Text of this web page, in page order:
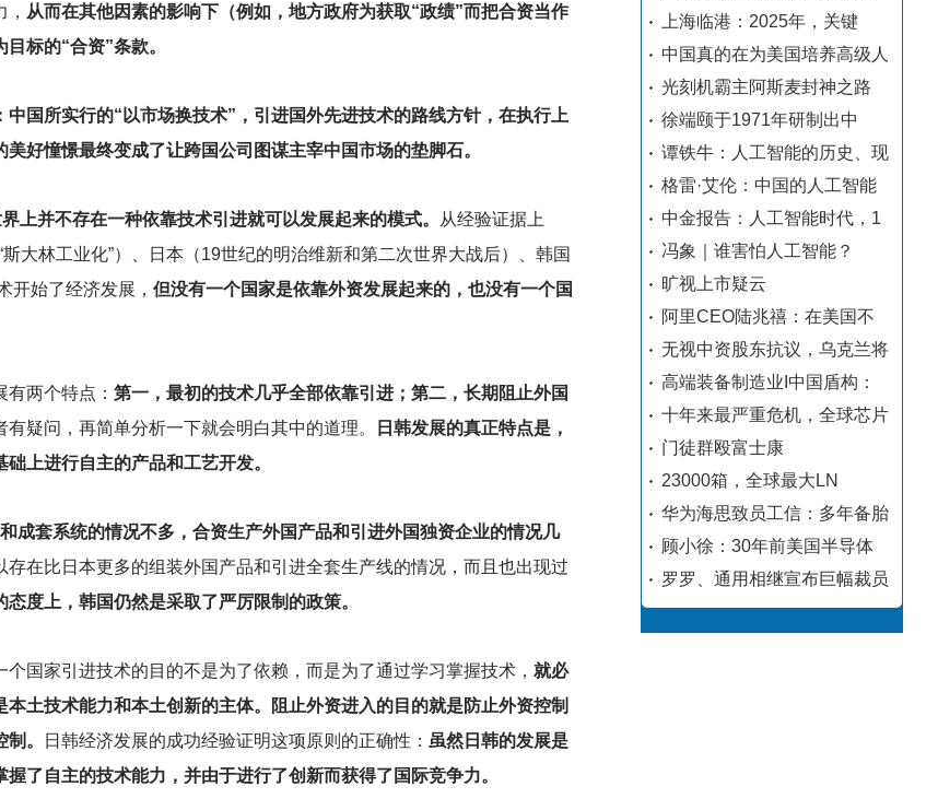
从而在其他因素的影响下（例如，地方政府为获取“政绩”而把合资当作
标的“合资”条款。
国所实行的“以市场换技术”，引进国外先进技术的路线方针，在执行上
好憧憬最终变成了让跨国公司图谋主宰中国市场的垫脚石。
上并不存在一种依靠技术引进就可以发展起来的模式。
从经验证据上
大林工业化”）、日本（19世纪的明治维新和第二次世界大战后）、韩国
开始了经济发展， 但没有一个国家是依靠外资发展起来的，也没有一个国
两个特点： 第一，最初的技术几乎全部依靠引进；第二，长期阻止外国
疑问，再简单分析一下就会明白其中的道理。
日韩发展的真正特点是，
上进行自主的产品和工艺开发。
成套系统的情况不多，合资生产外国产品和引进外国独资企业的情况几
在比日本更多的组装外国产品和引进全套生产线的情况，而且也出现过
度上，韩国仍然是采取了严厉限制的政策。
个国家引进技术的目的不是为了依赖，而是为了通过学习掌握技术， 就必
土技术能力和本土创新的主体。阻止外资进入的目的就是防止外资控制
。
日韩经济发展的成功经验证明这项原则的正确性： 虽然日韩的发展是
了自主的技术能力，并由于进行了创新而获得了国际竞争力。
上海临港：2025年，关键
中国真的在为美国培养高级人
光刻机霸主阿斯麦封神之路
徐端颐于1971年研制出中
谭铁牛：人工智能的历史、现
格雷·艾伦：中国的人工智能
中金报告：人工智能时代，1
冯象｜谁害怕人工智能？
旷视上市疑云
阿里CEO陆兆禧：在美国不
无视中资股东抗议，乌克兰将
高端装备制造业I中国盾构：
十年来最严重危机，全球芯片
门徒群殴富士康
23000箱，全球最大LN
华为海思致员工信：多年备胎
顾小徐：30年前美国半导体
罗罗、通用相继宣布巨幅裁员